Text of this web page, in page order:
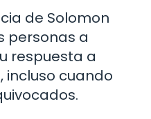
de Solomon
personas a
respuesta a
incluso cuando